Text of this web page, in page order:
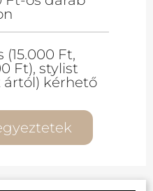
(15.000 Ft,
Ft), stylist
ártól) kérhető